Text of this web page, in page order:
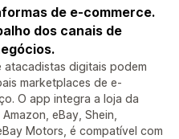
de e-commerce.
dos canais de
atacadistas digitais podem
marketplaces de e-
O app integra a loja da
eBay, Shein,
Motors, é compatível com